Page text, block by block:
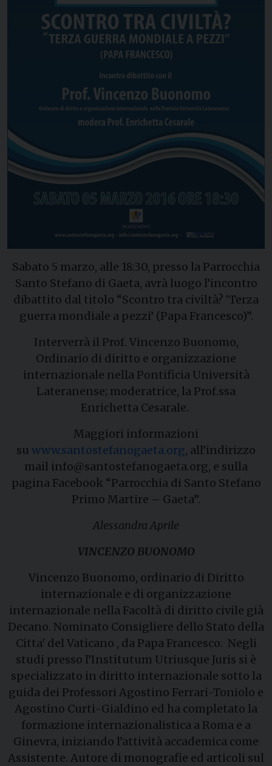
Sabato 5 marzo, alle 18:30, presso la Parrocchia
Santo Stefano di Gaeta, avrà luogo l’incontro
dibattito dal titolo “Scontro tra civiltà? ‘Terza
guerra mondiale a pezzi’ (Papa Francesco)”.
Interverrà il Prof. Vincenzo Buonomo,
Ordinario di diritto e organizzazione
internazionale nella Pontificia Università
Lateranense; moderatrice, la Prof.ssa
Enrichetta Cesarale.
Maggiori informazioni
su www.santostefanogaeta.org, all’indirizzo
mail info@santostefanogaeta.org, e sulla
pagina Facebook “Parrocchia di Santo Stefano
Primo Martire – Gaeta”.
Alessandra Aprile
VINCENZO BUONOMO
Vincenzo Buonomo, ordinario di Diritto
internazionale e di organizzazione
internazionale nella Facoltà di diritto civile già
Decano. Nominato Consigliere dello Stato della
Citta' del Vaticano , da Papa Francesco. Negli
studi presso l’Institutum Utriusque Juris si è
specializzato in diritto internazionale sotto la
guida dei Professori Agostino Ferrari-Toniolo e
Agostino Curti-Gialdino ed ha completato la
formazione internazionalistica a Roma e a
Ginevra, iniziando l’attività accademica come
Assistente. Autore di monografie ed articoli sul